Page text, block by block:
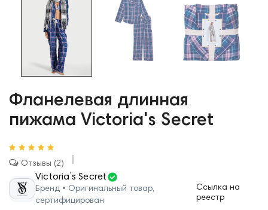
Фланелевая длинная
пижама Victoria's Secret
Отзывы 2
Victoria’s Secret
Бренд • Оригинальный товар,
сертифицирован
Ссылка на
реестр